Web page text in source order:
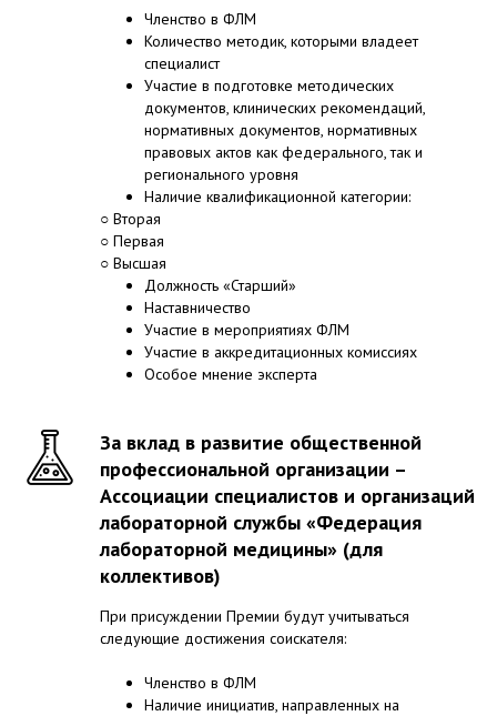
Членство в ФЛМ
Количество методик, которыми владеет
специалист
Участие в подготовке методических
документов, клинических рекомендаций,
нормативных документов, нормативных
правовых актов как федерального, так и
регионального уровня
Наличие квалификационной категории:
○ Вторая
○ Первая
○ Высшая
Должность «Старший»
Наставничество
Участие в мероприятиях ФЛМ
Участие в аккредитационных комиссиях
Особое мнение эксперта
За вклад в развитие общественной
профессиональной организации –
Ассоциации специалистов и организаций
лабораторной службы «Федерация
лабораторной медицины» (для
коллективов)
При присуждении Премии будут учитываться
следующие достижения соискателя:
Членство в ФЛМ
Наличие инициатив, направленных на